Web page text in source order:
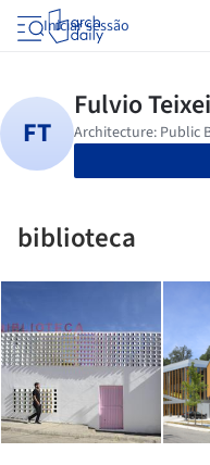
Iniciar sessão
biblioteca